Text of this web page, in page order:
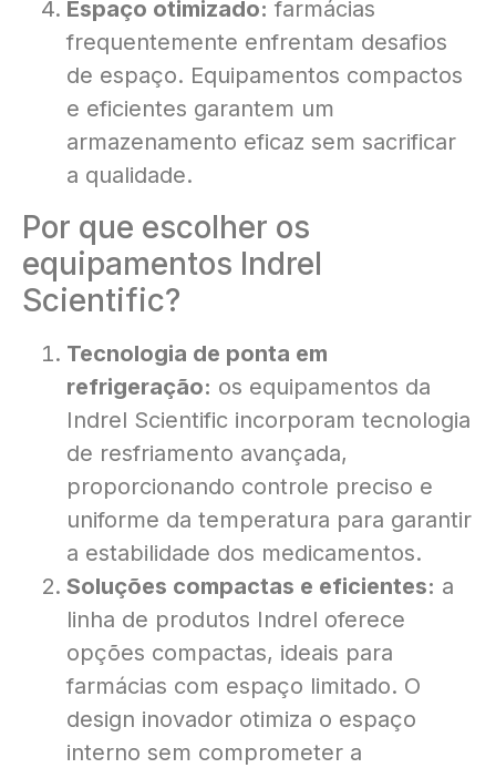
Espaço otimizado: farmácias
frequentemente enfrentam desafios
de espaço. Equipamentos compactos
e eficientes garantem um
armazenamento eficaz sem sacrificar
a qualidade.
Por que escolher os
equipamentos Indrel
Scientific?
Tecnologia de ponta em
refrigeração: os equipamentos da
Indrel Scientific incorporam tecnologia
de resfriamento avançada,
proporcionando controle preciso e
uniforme da temperatura para garantir
a estabilidade dos medicamentos.
Soluções compactas e eficientes: a
linha de produtos Indrel oferece
opções compactas, ideais para
farmácias com espaço limitado. O
design inovador otimiza o espaço
interno sem comprometer a